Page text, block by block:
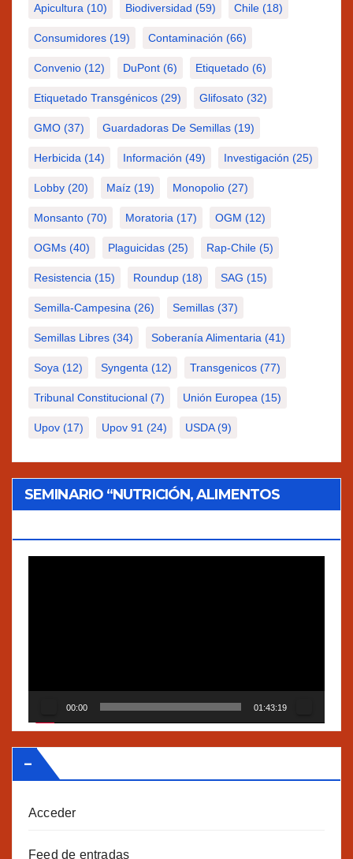
Apicultura (10) Biodiversidad (59) Chile (18)
Consumidores (19) Contaminación (66)
Convenio (12) DuPont (6) Etiquetado (6)
Etiquetado Transgénicos (29) Glifosato (32)
GMO (37) Guardadoras De Semillas (19)
Herbicida (14) Información (49) Investigación (25)
Lobby (20) Maíz (19) Monopolio (27)
Monsanto (70) Moratoria (17) OGM (12)
OGMs (40) Plaguicidas (25) Rap-Chile (5)
Resistencia (15) Roundup (18) SAG (15)
Semilla-Campesina (26) Semillas (37)
Semillas Libres (34) Soberanía Alimentaria (41)
Soya (12) Syngenta (12) Transgenicos (77)
Tribunal Constitucional (7) Unión Europea (15)
Upov (17) Upov 91 (24) USDA(9)
SEMINARIO “NUTRICIÓN, ALIMENTOS
00:00 01:43:19
–
Acceder
Feed de entradas